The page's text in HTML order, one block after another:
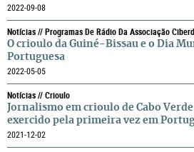
2022-09-08
Notícias // Programas De Rádio Da Associação
O crioulo da Guiné-Bissau e o Dia
Portuguesa
2022-05-05
Notícias // Crioulo
Jornalismo em crioulo de Cabo
exercido pela primeira vez em
2021-12-02